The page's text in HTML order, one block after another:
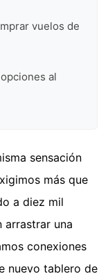
vuelos de
al
sensación
más que
a diez mil
arrastrar una
conexiones
nuevo tablero de